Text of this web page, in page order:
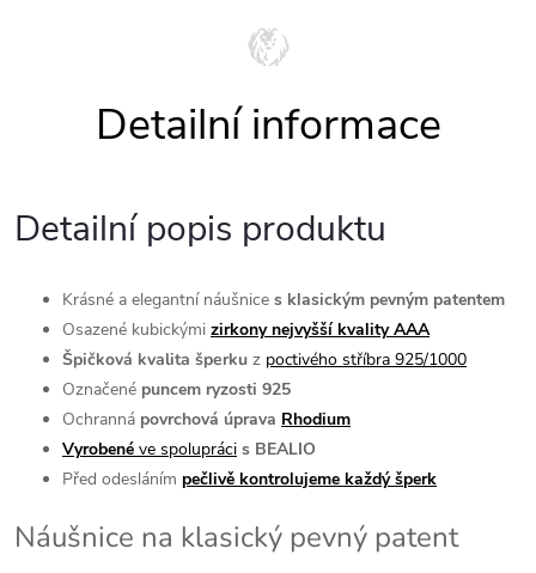
Detailní popis produktu
Krásné a elegantní náušnice s klasickým pevným patentem
Osazené kubickými zirkony nejvyšší kvality AAA
Špičková kvalita šperku z poctivého stříbra 925/1000
Označené puncem ryzosti 925
Ochranná povrchová úprava Rhodium
Vyrobené ve spolupráci s BEALIO
Před odesláním pečlivě kontrolujeme každý šperk
Náušnice na klasický pevný patent